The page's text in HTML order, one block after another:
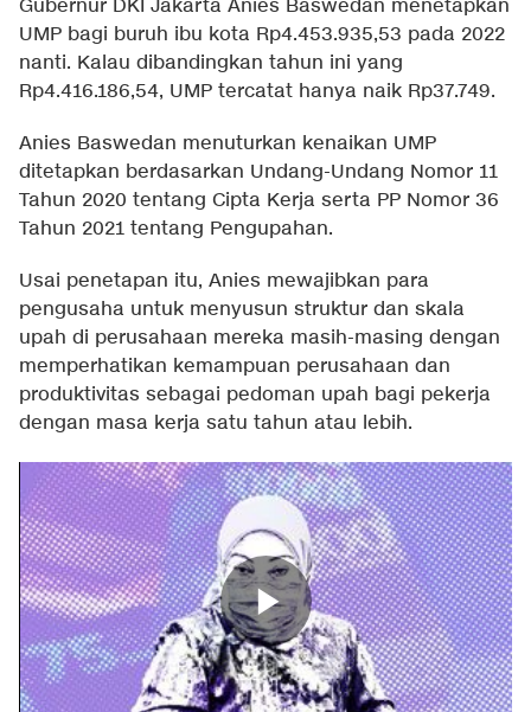
Gubernur DKI Jakarta Anies Baswedan menetapkan
UMP bagi buruh ibu kota Rp4.453.935,53 pada 2022
nanti. Kalau dibandingkan tahun ini yang
Rp4.416.186,54, UMP tercatat hanya naik Rp37.749.
Anies Baswedan menuturkan kenaikan UMP
ditetapkan berdasarkan Undang-Undang Nomor 11
Tahun 2020 tentang Cipta Kerja serta PP Nomor 36
Tahun 2021 tentang Pengupahan.
Usai penetapan itu, Anies mewajibkan para
pengusaha untuk menyusun struktur dan skala
upah di perusahaan mereka masih-masing dengan
memperhatikan kemampuan perusahaan dan
produktivitas sebagai pedoman upah bagi pekerja
dengan masa kerja satu tahun atau lebih.